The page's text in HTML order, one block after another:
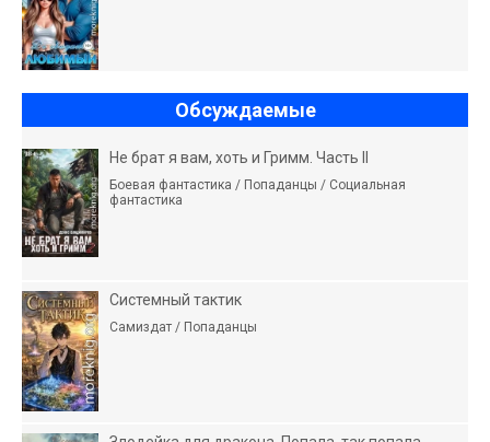
Обсуждаемые
Не брат я вам, хоть и Гримм. Часть II
Боевая фантастика / Попаданцы / Социальная
фантастика
Системный тактик
Самиздат / Попаданцы